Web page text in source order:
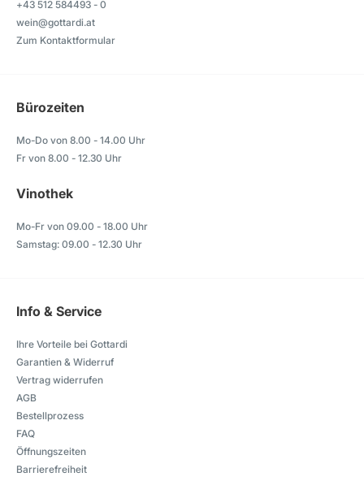
+43 512 584493 - 0
wein@gottardi.at
Zum Kontaktformular
Bürozeiten
Mo-Do von 8.00 - 14.00 Uhr
Fr von 8.00 - 12.30 Uhr
Vinothek
Mo-Fr von 09.00 - 18.00 Uhr
Samstag: 09.00 - 12.30 Uhr
Info & Service
Ihre Vorteile bei Gottardi
Garantien & Widerruf
Vertrag widerrufen
AGB
Bestellprozess
FAQ
Öffnungszeiten
Barrierefreiheit